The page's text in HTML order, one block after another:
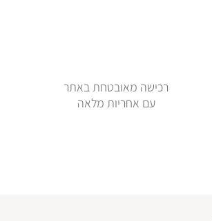
רכישה מאובטחת באתר
עם אחריות מלאה